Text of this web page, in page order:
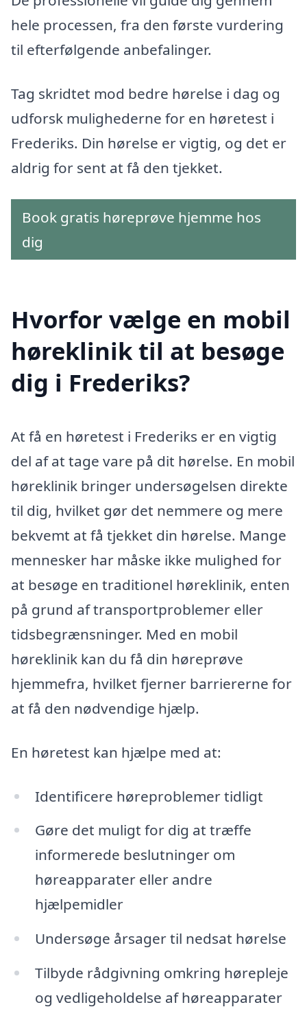
hele processen, fra den første vurdering
til efterfølgende anbefalinger.
Tag skridtet mod bedre hørelse i dag og
udforsk mulighederne for en høretest i
Frederiks. Din hørelse er vigtig, og det er
aldrig for sent at få den tjekket.
Book gratis høreprøve hjemme hos
dig
Hvorfor vælge en mobil
høreklinik til at besøge
dig i Frederiks?
At få en høretest i Frederiks er en vigtig
del af at tage vare på dit hørelse. En mobil
høreklinik bringer undersøgelsen direkte
til dig, hvilket gør det nemmere og mere
bekvemt at få tjekket din hørelse. Mange
mennesker har måske ikke mulighed for
at besøge en traditionel høreklinik, enten
på grund af transportproblemer eller
tidsbegrænsninger. Med en mobil
høreklinik kan du få din høreprøve
hjemmefra, hvilket fjerner barriererne for
at få den nødvendige hjælp.
En høretest kan hjælpe med at:
Identificere høreproblemer tidligt
Gøre det muligt for dig at træffe
informerede beslutninger om
høreapparater eller andre
hjælpemidler
Undersøge årsager til nedsat hørelse
Tilbyde rådgivning omkring hørepleje
og vedligeholdelse af høreapparater